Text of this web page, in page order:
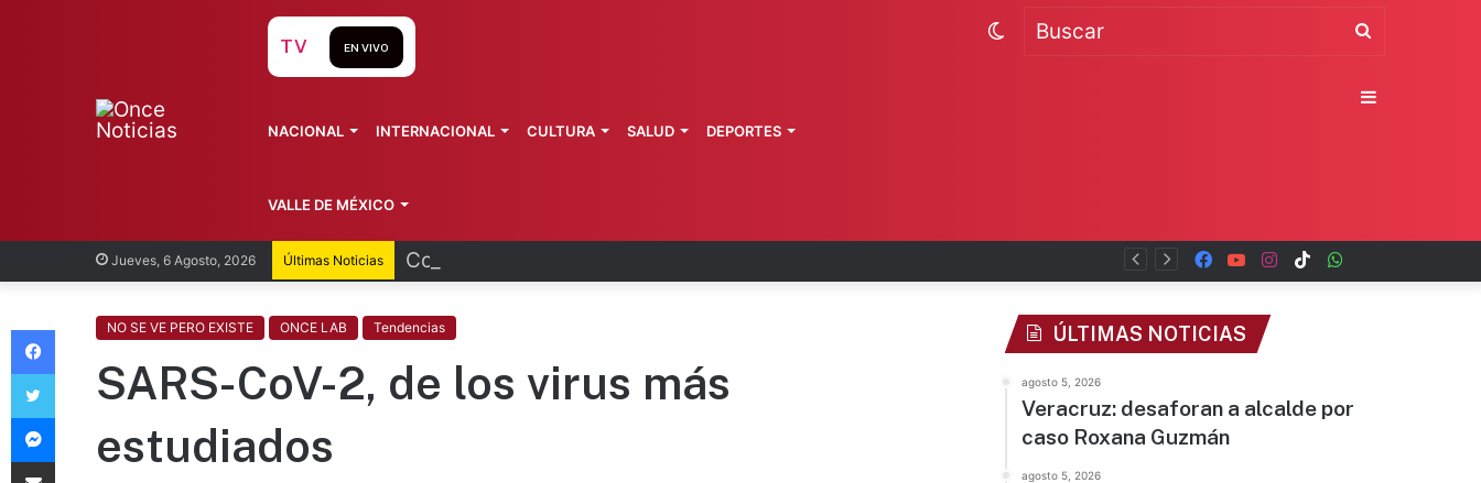
Jueves, 6 Agosto, 2026 Últimas Noticias Cofepris fortalece coordinación sanitaria en los estados TikTok
Instagram
YouTube
Facebook
TV EN VIVO
NACIONAL INTERNACIONAL CULTURA SALUD DEPORTES
VALLE DE MÉXICO
Buscar
Switch
Sidebar
NO SE VE PERO EXISTE ONCE LAB Tendencias
SARS-CoV-2, de los virus más
estudiados
ÚLTIMAS NOTICIAS
agosto 5, 2026
Veracruz: desaforan a alcalde por
caso Roxana Guzmán
agosto 5, 2026
Facebook
Twitter
Messenger
Compartir vía Email